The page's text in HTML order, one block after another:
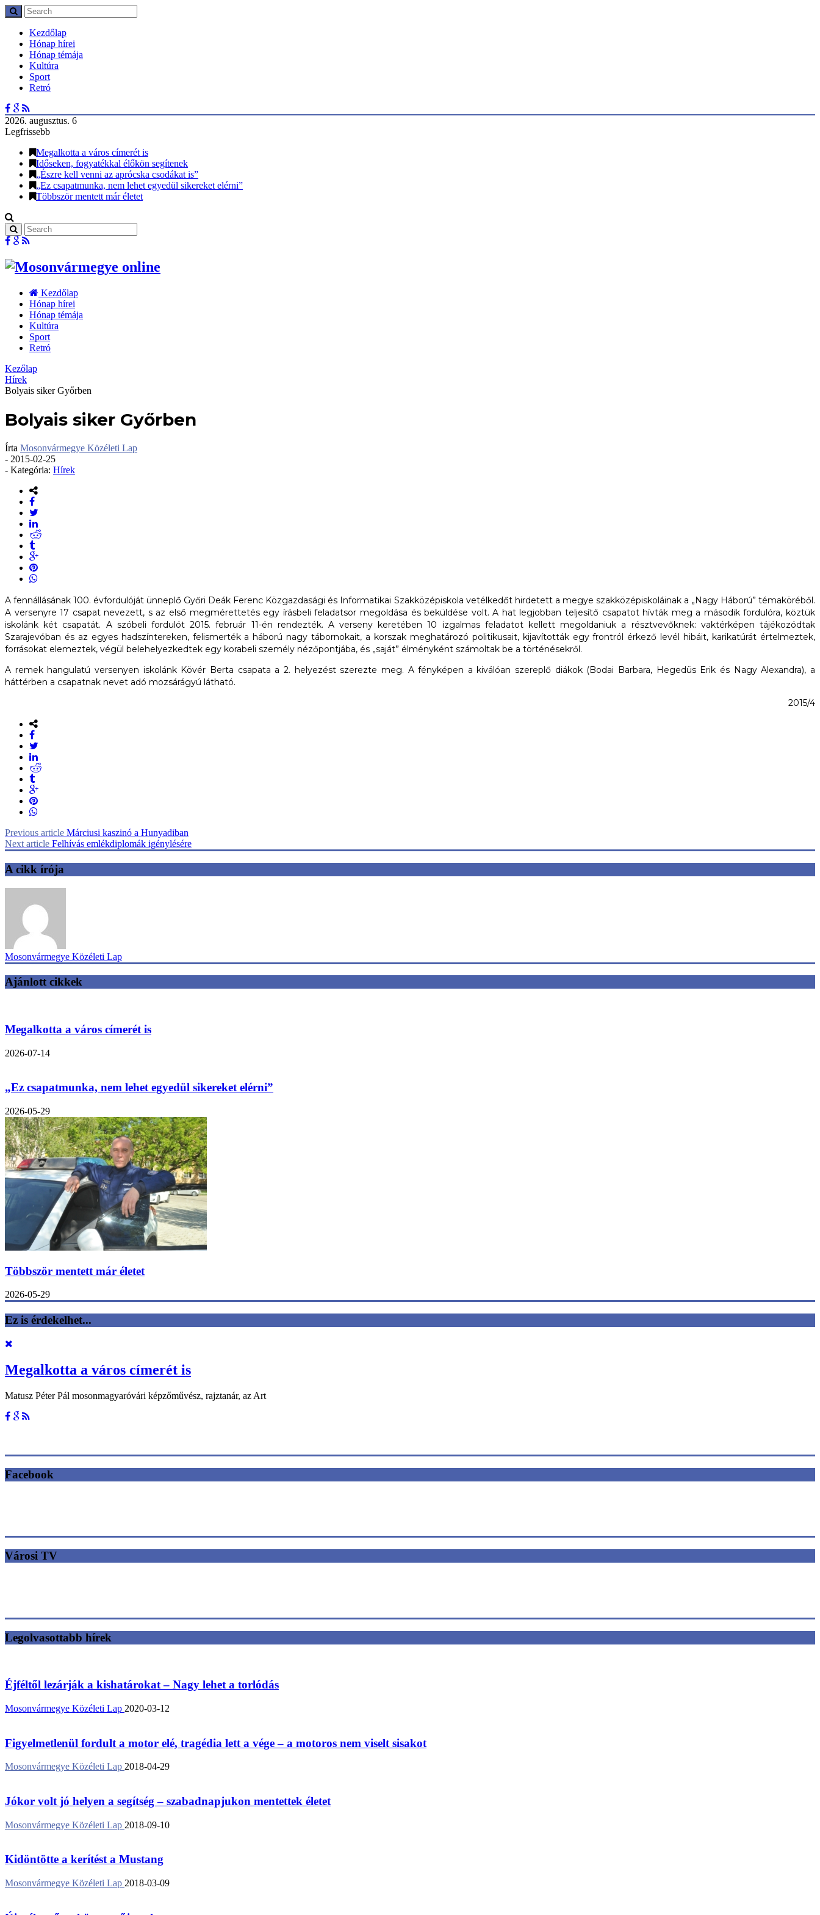
Kezdőlap
Hónap hírei
Hónap témája
Kultúra
Sport
Retró
2026. augusztus. 6
Legfrissebb
Megalkotta a város címerét is
Időseken, fogyatékkal élőkön segítenek
„Észre kell venni az aprócska csodákat is”
„Ez csapatmunka, nem lehet egyedül sikereket elérni”
Többször mentett már életet
Kezdőlap
Hónap hírei
Hónap témája
Kultúra
Sport
Retró
Kezőlap
Hírek
Bolyais siker Győrben
Bolyais siker Győrben
Írta Mosonvármegye Közéleti Lap
- 2015-02-25
- Kategória: Hírek
A fennállásának 100. évfordulóját ünneplő Győri Deák Ferenc Közgazdasági és Informatikai Szakközépiskola vetélkedőt hirdetett a megye szakközépiskoláinak a „Nagy Háború” témaköréből.
A versenyre 17 csapat nevezett, s az első megmérettetés egy írásbeli feladatsor megoldása és beküldése volt. A hat legjobban teljesítő csapatot hívták meg a második fordulóra, köztük
iskolánk két csapatát. A szóbeli fordulót 2015. február 11-én rendezték. A verseny keretében 10 izgalmas feladatot kellett megoldaniuk a résztvevőknek: vaktérképen tájékozódtak
Szarajevóban és az egyes hadszíntereken, felismerték a háború nagy tábornokait, a korszak meghatározó politikusait, kijavították egy frontról érkező levél hibáit, karikatúrát értelmeztek,
forrásokat elemeztek, végül belehelyezkedtek egy korabeli személy nézőpontjába, és „saját” élményként számoltak be a történésekről.
A remek hangulatú versenyen iskolánk Kövér Berta csapata a 2. helyezést szerezte meg. A fényképen a kiválóan szereplő diákok (Bodai Barbara, Hegedüs Erik és Nagy Alexandra), a
háttérben a csapatnak nevet adó mozsárágyú látható.
2015/4
Previous article Márciusi kaszinó a Hunyadiban
Next article Felhívás emlékdiplomák igénylésére
A cikk írója
Mosonvármegye Közéleti Lap
Ajánlott cikkek
Megalkotta a város címerét is
2026-07-14
„Ez csapatmunka, nem lehet egyedül sikereket elérni”
2026-05-29
Többször mentett már életet
2026-05-29
Ez is érdekelhet...
Megalkotta a város címerét is
Matusz Péter Pál mosonmagyaróvári képzőművész, rajztanár, az Art
Facebook
Városi TV
Legolvasottabb hírek
Éjféltől lezárják a kishatárokat – Nagy lehet a torlódás
Mosonvármegye Közéleti Lap 2020-03-12
Figyelmetlenül fordult a motor elé, tragédia lett a vége – a motoros nem viselt sisakot
Mosonvármegye Közéleti Lap 2018-04-29
Jókor volt jó helyen a segítség – szabadnapjukon mentettek életet
Mosonvármegye Közéleti Lap 2018-09-10
Kidöntötte a kerítést a Mustang
Mosonvármegye Közéleti Lap 2018-03-09